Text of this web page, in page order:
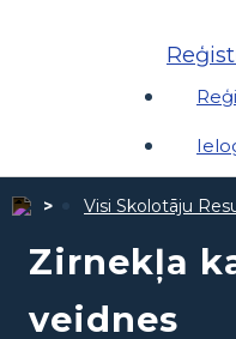
Visi Skolotāju
Zirnekļa
veidnes